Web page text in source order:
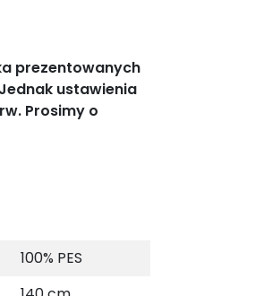
prezentowanych
ustawienia
Prosimy o
100% PES